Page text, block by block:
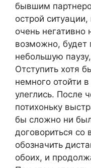
бывшим
острой
очень негативно
возможно, будет
небольшую
Отступить хотя
немного отойти
улеглись. После
потихоньку
бы сложно ни
договориться
обозначить
обоих, и